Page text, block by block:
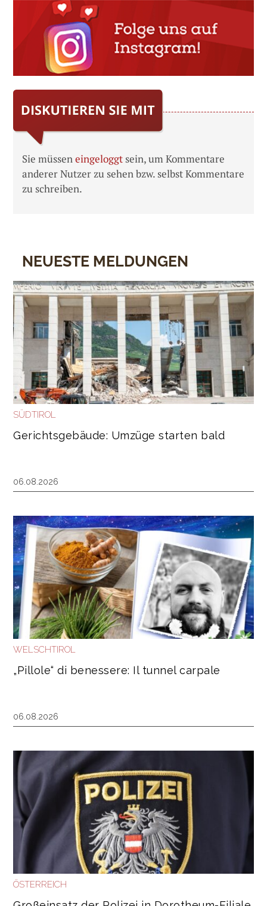
Sie müsseneingeloggt sein, um Kommentare
anderer Nutzer zu sehen bzw. selbst Kommentare
zu schreiben.
NEUESTE MELDUNGEN
SÜDTIROL
Gerichtsgebäude: Umzüge starten bald
06.08.2026
WELSCHTIROL
„Pillole“ di benessere: Il tunnel carpale
06.08.2026
ÖSTERREICH